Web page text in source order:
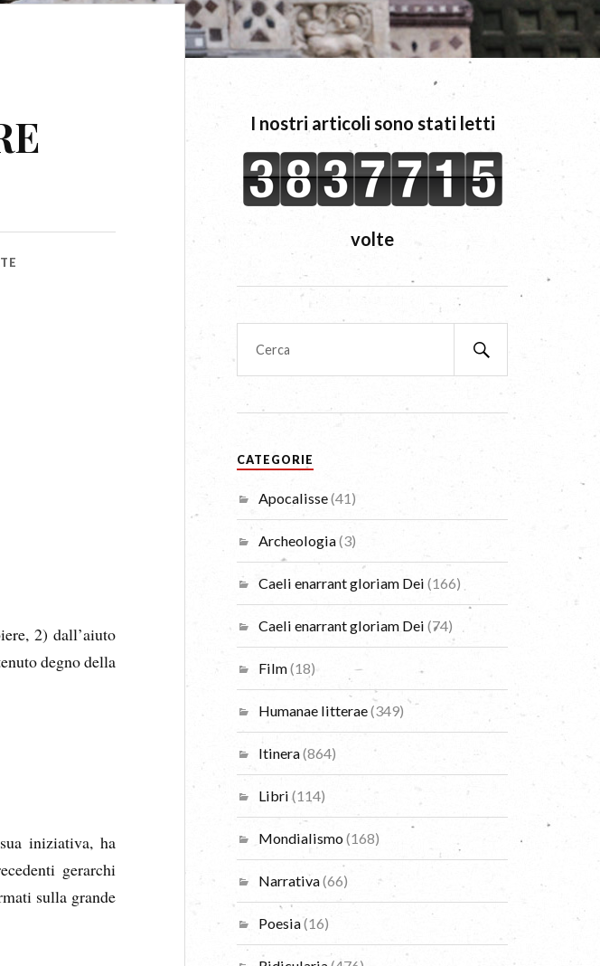
2) dall’aiuto
degno della
iniziativa, ha
gerarchi
sulla grande
I nostri articoli sono stati letti
volte
CATEGORIE
Apocalisse(41)
Archeologia(3)
Caeli enarrant gloriam Dei (166)
Caeli enarrant gloriam Dei (74)
Film(18)
Humanae litterae(349)
Itinera(864)
Libri (114)
Mondialismo(168)
Narrativa(66)
Poesia(16)